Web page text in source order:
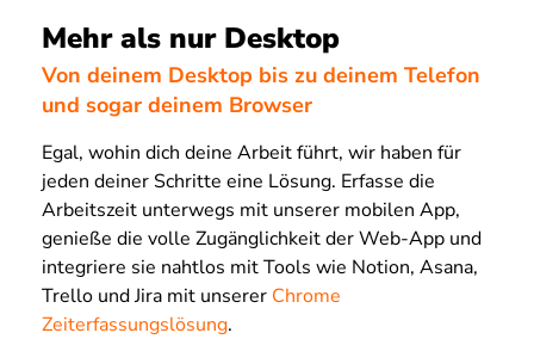
Mehr als nur Desktop
Von deinem Desktop bis zu deinem Telefon
und sogar deinem Browser
Egal, wohin dich deine Arbeit führt, wir haben für
jeden deiner Schritte eine Lösung. Erfasse die
Arbeitszeit unterwegs mit unserer mobilen App,
genieße die volle Zugänglichkeit der Web-App und
integriere sie nahtlos mit Tools wie Notion, Asana,
Trello und Jira mit unserer Chrome
Zeiterfassungslösung.